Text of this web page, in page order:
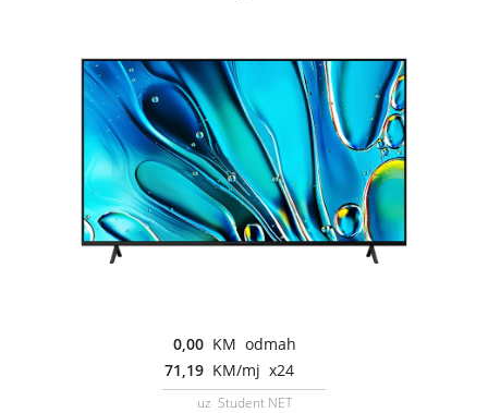
0,00 KM odmah
71,19 KM/mj x24
uz Student NET